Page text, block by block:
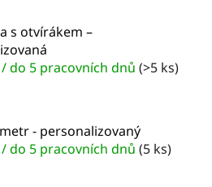
s otvírákem –
do 5 pracovních dnů (>5 ks)
- personalizovaný
do 5 pracovních dnů (5 ks)